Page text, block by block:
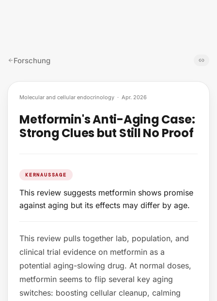
Forschung
Molecular and cellular endocrinology · Apr. 2026
Metformin's Anti-Aging Case:
Strong Clues but Still No Proof
KERNAUSSAGE
This review suggests metformin shows promise
against aging but its effects may differ by age.
This review pulls together lab, population, and
clinical trial evidence on metformin as a
potential aging-slowing drug. At normal doses,
metformin seems to flip several key aging
switches: boosting cellular cleanup, calming